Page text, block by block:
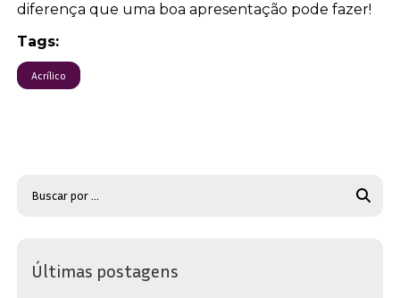
diferença que uma boa apresentação pode fazer!
Tags:
Acrílico
Últimas postagens